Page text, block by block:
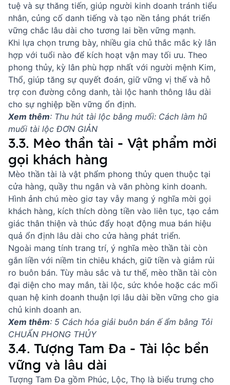
tuệ và sự thăng tiến, giúp người kinh doanh tránh tiểu
nhân, củng cố danh tiếng và tạo nền tảng phát triển
vững chắc lâu dài cho tương lai bền vững mạnh.
Khi lựa chọn trưng bày, nhiều gia chủ thắc mắc kỳ lân
hợp với tuổi nào để kích hoạt vận may tối ưu. Theo
phong thủy, kỳ lân phù hợp nhất với người mệnh Kim,
Thổ, giúp tăng sự quyết đoán, giữ vững vị thế và hỗ
trợ con đường công danh, tài lộc hanh thông lâu dài
cho sự nghiệp bền vững ổn định.
Xem thêm: Thu hút tài lộc bằng muối: Cách làm hũ
muối tài lộc ĐƠN GIẢN
3.3. Mèo thần tài - Vật phẩm mời
gọi khách hàng
Mèo thần tài là vật phẩm phong thủy quen thuộc tại
cửa hàng, quầy thu ngân và văn phòng kinh doanh.
Hình ảnh chú mèo giơ tay vẫy mang ý nghĩa mời gọi
khách hàng, kích thích dòng tiền vào liên tục, tạo cảm
giác thân thiện và thúc đẩy hoạt động mua bán hiệu
quả ổn định lâu dài cho cửa hàng phát triển.
Ngoài mang tính trang trí, ý nghĩa mèo thần tài còn
gắn liền với niềm tin chiêu khách, giữ tiền và giảm rủi
ro buôn bán. Tùy màu sắc và tư thế, mèo thần tài còn
đại diện cho may mắn, tài lộc, sức khỏe hoặc các mối
quan hệ kinh doanh thuận lợi lâu dài bền vững cho gia
chủ kinh doanh an.
Xem thêm: 5 Cách hóa giải buôn bán ế ẩm bằng Tỏi
CHUẨN PHONG THỦY
3.4. Tượng Tam Đa - Tài lộc bền
vững và lâu dài
Tượng Tam Đa gồm Phúc, Lộc, Thọ là biểu trưng cho